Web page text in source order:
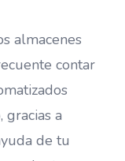
almacenes
contar
a
de tu